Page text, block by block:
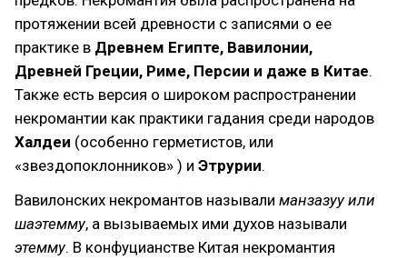
протяжении всей древности с записями о ее
практике в Древнем Египте, Вавилонии,
Древней Греции, Риме, Персии и даже в Китае.
Также есть версия о широком распространении
некромантии как практики гадания среди народов
Халдеи (особенно герметистов, или
«звездопоклонников» ) и Этрурии.
Вавилонских некромантов называли манзазуу или
шаэтемму, а вызываемых ими духов называли
этемму. В конфуцианстве Китая некромантия